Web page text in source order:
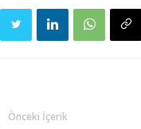
Önceki İçerik